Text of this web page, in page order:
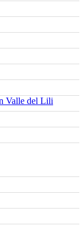
Valle del Lili